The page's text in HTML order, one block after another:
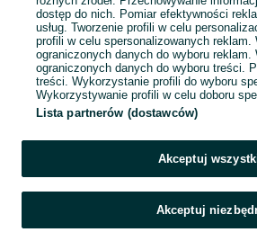
dostęp do nich. Pomiar efektywności
usług. Tworzenie profili w celu
profili w celu spersonalizowanych reklam.
ograniczonych danych do wyboru reklam.
ograniczonych danych do wyboru treści.
treści. Wykorzystanie profili do wyboru
Wykorzystywanie profili w celu doboru
Lista partnerów (dostawców)
Akceptuj
Akceptuj